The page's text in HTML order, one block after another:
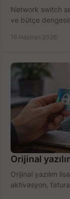
Network switch
ve bütçe
16 Haziran 2026
Orijinal
Orijinal yazılım
aktivasyon,